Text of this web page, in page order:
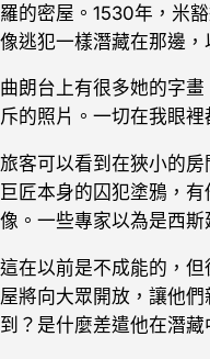
羅的密屋。1530年，米
像逃犯一樣潛藏在那邊，
曲朗台上有很多她的字
斥的照片。一切在我眼裡
旅客可以看到在狹小的房
巨匠本身的囚犯塗鴉，
像。一些專家以為是西斯
這在以前是不成能的，
屋將向大眾開放，讓他
到？是什麼差遣他在潛